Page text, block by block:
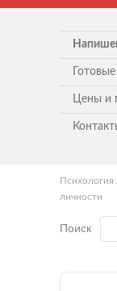
Цены и
Психология
личности
Поиск